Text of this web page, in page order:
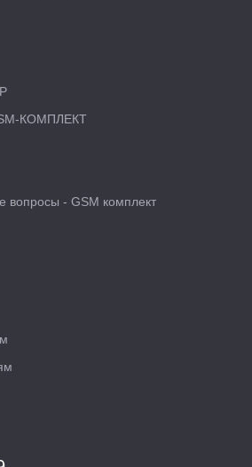
КОМПЛЕКТ
вопросы - GSM комплект